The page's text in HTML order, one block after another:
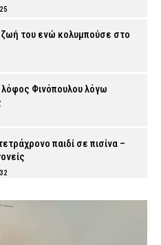
του ενώ κολυμπούσε στο
λόφος Φινόπουλου λόγω
παιδί σε πισίνα –
Βίγλα Νάξου – Σηκώθηκε